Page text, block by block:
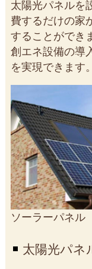
太陽光パネルを
費するだけの家
することができ
創エネ設備の導
を実現できます。
ソーラーパネル
太陽光パネ